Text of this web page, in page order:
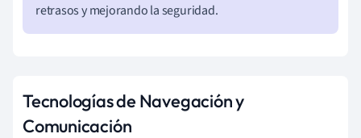
retrasos y mejorando la seguridad.
Tecnologías de Navegación y
Comunicación